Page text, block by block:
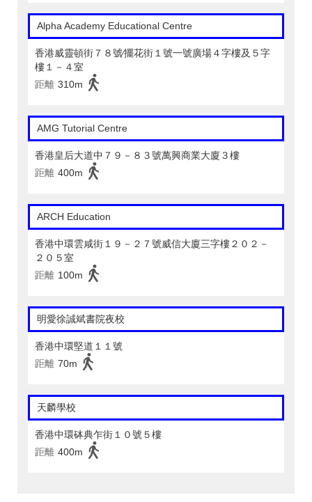
Alpha Academy Educational Centre
香港威靈頓街７８號∕擺花街１號一號廣場４字樓及５字
樓１－４室
距離 310m
AMG Tutorial Centre
香港皇后大道中７９－８３號萬興商業大廈３樓
距離 400m
ARCH Education
香港中環雲咸街１９－２７號威信大廈三字樓２０２－
２０５室
距離 100m
明愛徐誠斌書院夜校
香港中環堅道１１號
距離 70m
天麟學校
香港中環砵典乍街１０號５樓
距離 400m